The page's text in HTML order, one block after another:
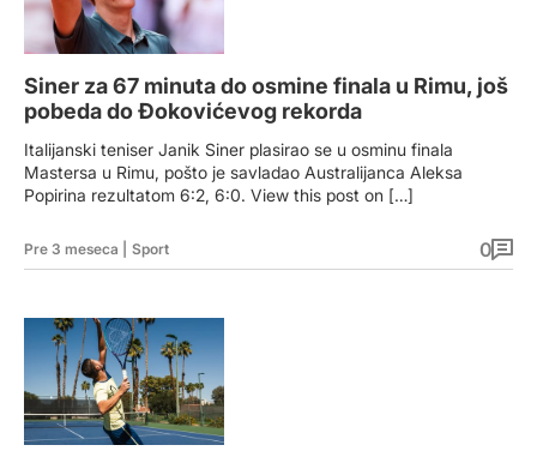
Siner za 67 minuta do osmine finala u Rimu, još
pobeda do Đokovićevog rekorda
Italijanski teniser Janik Siner plasirao se u osminu finala
Mastersa u Rimu, pošto je savladao Australijanca Aleksa
Popirina rezultatom 6:2, 6:0. View this post on […]
Pre 3 meseca Sport 0